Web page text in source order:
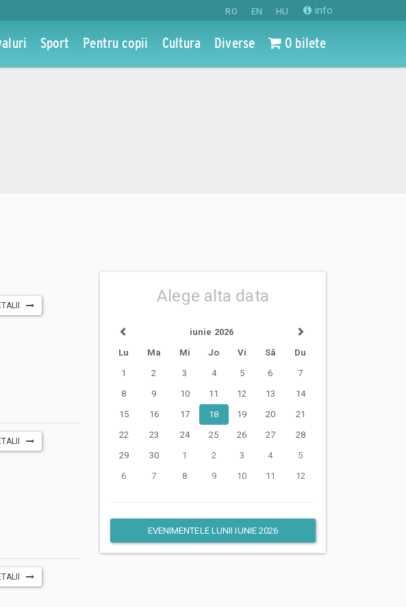
RO EN HU info
Sport Pentru copii Cultura Diverse 0 bilete
Alege alta data
iunie 2026
Lu
Ma Mi Jo Vi Sâ
Du
1
2 3 4 5 6
7
8
9 10 11 12 13
14
15
16 17 18 19 20
21
22
23 24 25 26 27
28
29
30 1 2 3 4
5
6
7 8 9 10 11 12
EVENIMENTELE LUNII IUNIE 2026